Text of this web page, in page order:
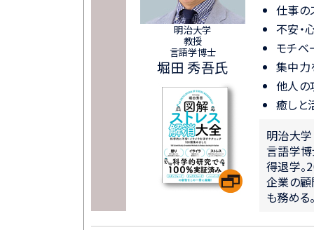
明治大学
教授
言語学博士
堀田 秀吾氏
仕事の
不安・
モチベ
集中力
他人の
癒しと
明治大
言語学博
得退学。
企業の顧
も務める